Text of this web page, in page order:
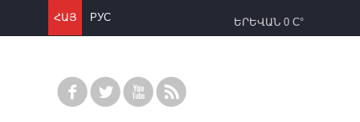
ՀԱՅ РУС ԵՐԵՎԱՆ 0 C°